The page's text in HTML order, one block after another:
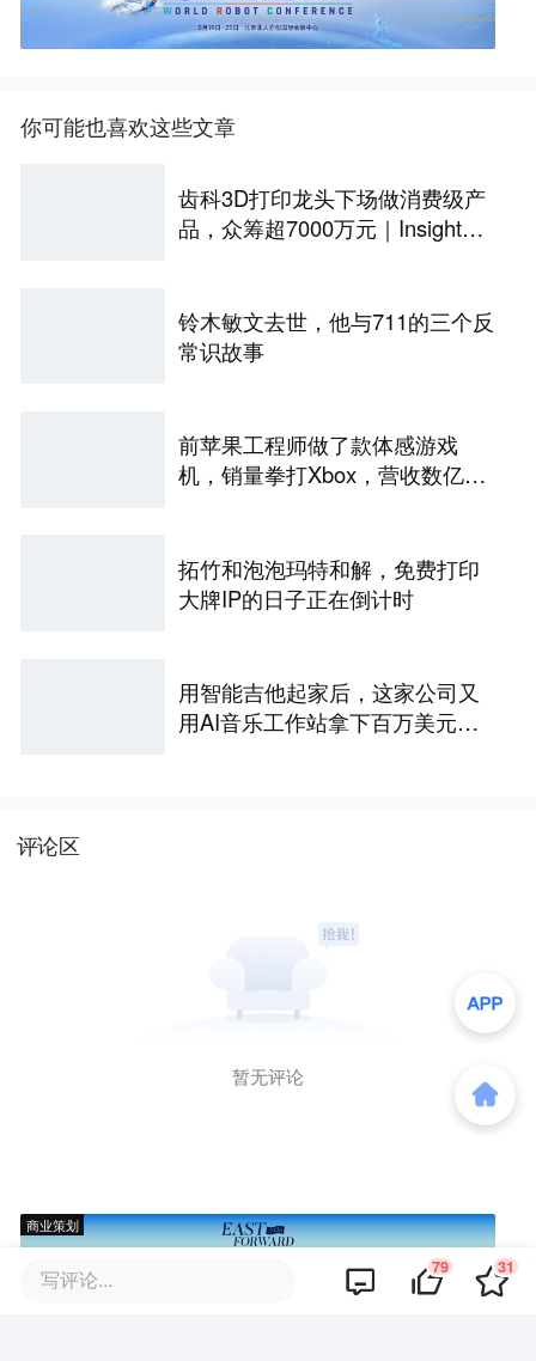
你可能也喜欢这些文章
齿科3D打印龙头下场做消费级产
品，众筹超7000万元｜Insight全
铃木敏文去世，他与711的三个反
常识故事
前苹果工程师做了款体感游戏
机，销量拳打Xbox，营收数亿美
拓竹和泡泡玛特和解，免费打印
大牌IP的日子正在倒计时
用智能吉他起家后，这家公司又
用AI音乐工作站拿下百万美元众
评论区
暂无评论
商业策划
写评论... 79 31